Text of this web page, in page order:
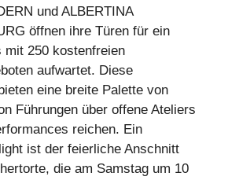
und ALBERTINA
öffnen ihre Türen für ein
mit 250 kostenfreien
aufwartet. Diese
eine breite Palette von
Führungen über offene Ateliers
reichen. Ein
ist der feierliche Anschnitt
die am Samstag um 10